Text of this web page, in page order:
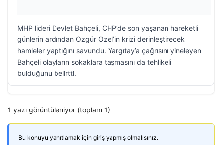
MHP lideri Devlet Bahçeli, CHP’de son yaşanan hareketli
günlerin ardından Özgür Özel’in krizi derinleştirecek
hamleler yaptığını savundu. Yargıtay’a çağrısını yineleyen
Bahçeli olayların sokaklara taşmasını da tehlikeli
bulduğunu belirtti.
1 yazı görüntüleniyor (toplam 1)
Bu konuyu yanıtlamak için giriş yapmış olmalısınız.